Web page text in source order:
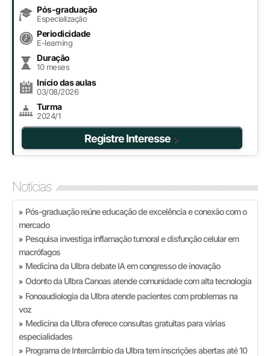
Pós-graduação
Especialização
Periodicidade
E-learning
Duração
10 meses
Início das aulas
03/08/2026
Turma
2024/1
Registre Interesse
Notícias
» Pós-graduação reúne educação de excelência e conexão com o
mercado
» Pesquisa investiga inflamação tumoral e disfunção celular em
macrófagos
» Medicina da Ulbra debate IA em congresso de inovação
» Odonto da Ulbra Canoas atende comunidade com alta tecnologia
» Fonoaudiologia da Ulbra atende pacientes com problemas na
voz
» Medicina da Ulbra oferece consultas gratuitas para várias
especialidades
» Programa de Intercâmbio da Ulbra tem inscrições abertas até 10